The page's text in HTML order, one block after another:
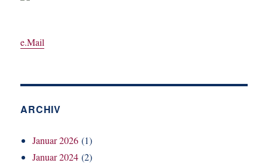
e.Mail
ARCHIV
Januar 2026 (1)
Januar 2024 (2)